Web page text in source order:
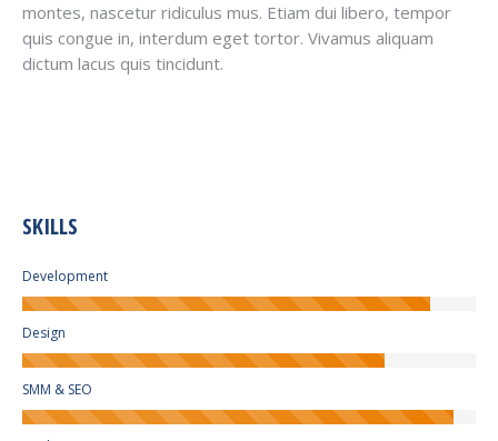
montes, nascetur ridiculus mus. Etiam dui libero, tempor
quis congue in, interdum eget tortor. Vivamus aliquam
dictum lacus quis tincidunt.
SKILLS
Development
Design
SMM & SEO